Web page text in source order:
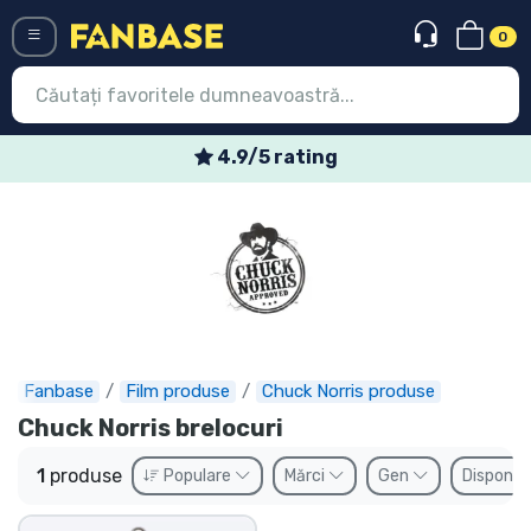
0
4.9/5 rating
Fanbase Film produse Chuck Norris produse
Chuck Norris brelocuri
1 produse Populare Mărci Gen
Expres
Precomenzi
Outlet produse